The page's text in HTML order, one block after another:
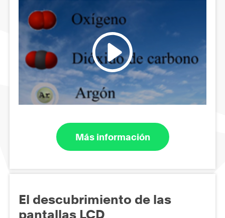
Más información
El descubrimiento de las
pantallas LCD